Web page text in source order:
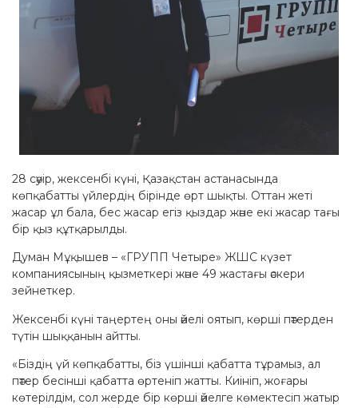
28 сәуір, жексенбі күні, Қазақстан астанасында
көпқабатты үйлердің бірінде өрт шықты. Оттан жеті
жасар ұл бала, бес жасар егіз қыздар және екі жасар тағы
бір қыз құтқарылды.
Думан Мұқышев – «ГРУПП Четыре» ЖШС күзет
компаниясының қызметкері және 49 жастағы әскери
зейнеткер.
Жексенбі күні таңертең оны әйелі оятып, көрші пәтерден
түтін шыққанын айтты.
«Біздің үй көпқабатты, біз үшінші қабатта тұрамыз, ал
пәтер бесінші қабатта өртеніп жатты. Киініп, жоғары
көтерілдім, сол жерде бір көрші әйелге көмектесіп жатыр